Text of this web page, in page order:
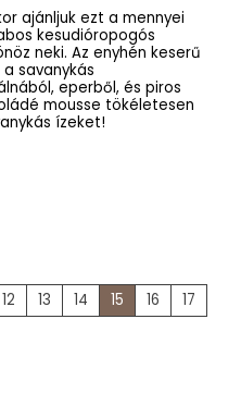
ajánljuk ezt a mennyei
kesudióropogós
neki. Az enyhén keserű
savanykás
eperből, és piros
mousse tökéletesen
ízeket!
12 13 14 15 16
17